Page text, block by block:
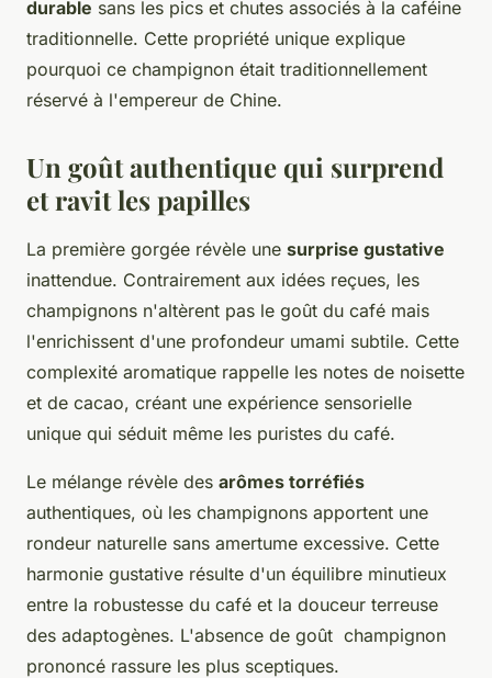
durable sans les pics et chutes associés à la caféine
traditionnelle. Cette propriété unique explique
pourquoi ce champignon était traditionnellement
réservé à l'empereur de Chine.
Un goût authentique qui surprend
et ravit les papilles
La première gorgée révèle une surprise gustative
inattendue. Contrairement aux idées reçues, les
champignons n'altèrent pas le goût du café mais
l'enrichissent d'une profondeur umami subtile. Cette
complexité aromatique rappelle les notes de noisette
et de cacao, créant une expérience sensorielle
unique qui séduit même les puristes du café.
Le mélange révèle des arômes torréfiés
authentiques, où les champignons apportent une
rondeur naturelle sans amertume excessive. Cette
harmonie gustative résulte d'un équilibre minutieux
entre la robustesse du café et la douceur terreuse
des adaptogènes. L'absence de goût champignon
prononcé rassure les plus sceptiques.